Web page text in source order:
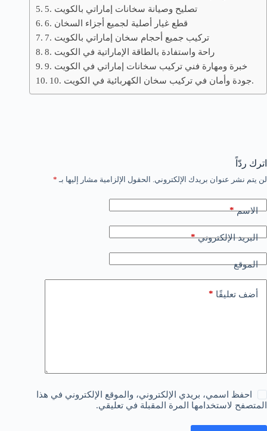
5. تصليح وصيانة سخانات إماراتي بالكويت
6. قطع غيار أصلية لجميع أجزاء السخان
7. تركيب جميع أحجام سخان إماراتي بالكويت
8. راحة واستفادة بالطاقة الإماراتية في الكويت
9. خبرة ومهارة فني تركيب سخانات إماراتي في الكويت
10. جودة وأمان في تركيب سخان الكهربائية في الكويت.
اترك ردّاً
لن يتم نشر عنوان بريدك الإلكتروني. الحقول الإلزامية مشار إليها بـ *
الاسم*
البريد الإلكتروني*
الموقع
أضف تعليقًا *
احفظ اسمي، بريدي الإلكتروني، والموقع الإلكتروني في هذا
المتصفح لاستخدامها المرة المقبلة في تعليقي.